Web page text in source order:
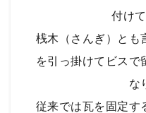
付け
桟木（さんぎ）とも
を引っ掛けてビスで
な
従来では瓦を固定す